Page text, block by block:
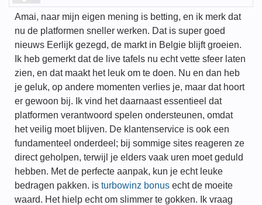
Amai, naar mijn eigen mening is betting, en ik merk dat
nu de platformen sneller werken. Dat is super goed
nieuws Eerlijk gezegd, de markt in Belgie blijft groeien.
Ik heb gemerkt dat de live tafels nu echt vette sfeer laten
zien, en dat maakt het leuk om te doen. Nu en dan heb
je geluk, op andere momenten verlies je, maar dat hoort
er gewoon bij. Ik vind het daarnaast essentieel dat
platformen verantwoord spelen ondersteunen, omdat
het veilig moet blijven. De klantenservice is ook een
fundamenteel onderdeel; bij sommige sites reageren ze
direct geholpen, terwijl je elders vaak uren moet geduld
hebben. Met de perfecte aanpak, kun je echt leuke
bedragen pakken. is turbowinz bonus echt de moeite
waard. Het hielp echt om slimmer te gokken. Ik vraag